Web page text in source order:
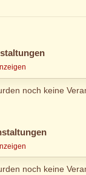
noch keine
noch keine